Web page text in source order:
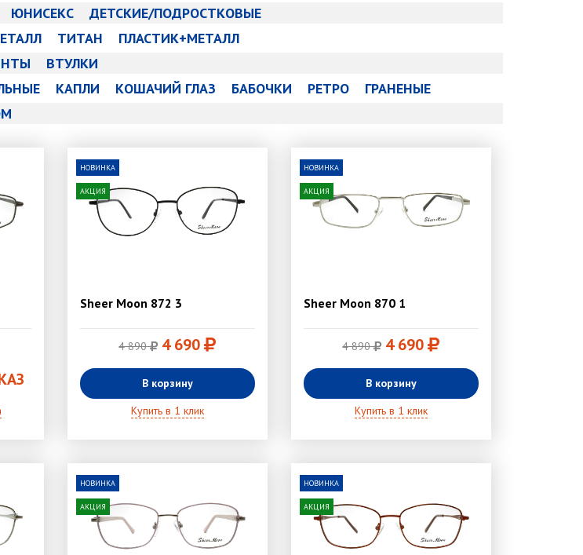
ЮНИСЕКС
ДЕТСКИЕ/ПОДРОСТКОВЫЕ
ТИТАН
ПЛАСТИК+МЕТАЛЛ
ВТУЛКИ
КАПЛИ КОШАЧИЙ ГЛАЗ БАБОЧКИ РЕТРО
ГРАНЕНЫЕ
НОВИНКА
АКЦИЯ
Sheer Moon 872 3
4 890 4 690
В корзину
Купить в 1 клик
НОВИНКА
АКЦИЯ
Sheer Moon 870 1
4 890 4 690
В корзину
Купить в 1 клик
НОВИНКА
АКЦИЯ
НОВИНКА
АКЦИЯ